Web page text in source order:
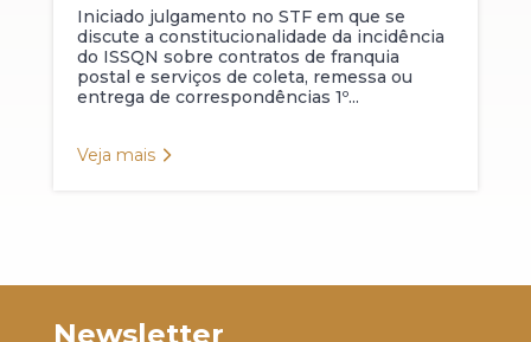
Iniciado julgamento no STF em que se
discute a constitucionalidade da incidência
do ISSQN sobre contratos de franquia
postal e serviços de coleta, remessa ou
entrega de correspondências 1º...
Veja mais
Newsletter